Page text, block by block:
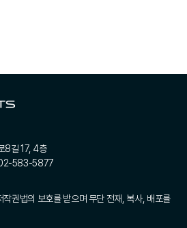
8길 17, 4층
583-5877
권법의 보호를 받으며 무단 전재, 복사, 배포를